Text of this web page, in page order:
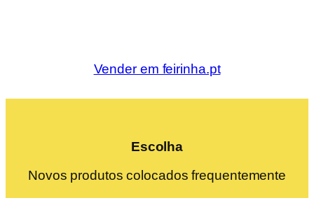
Vender em feirinha.pt
Escolha
Novos produtos colocados frequentemente